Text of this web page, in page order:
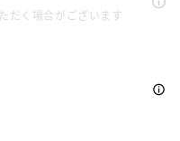
だく場合がございます